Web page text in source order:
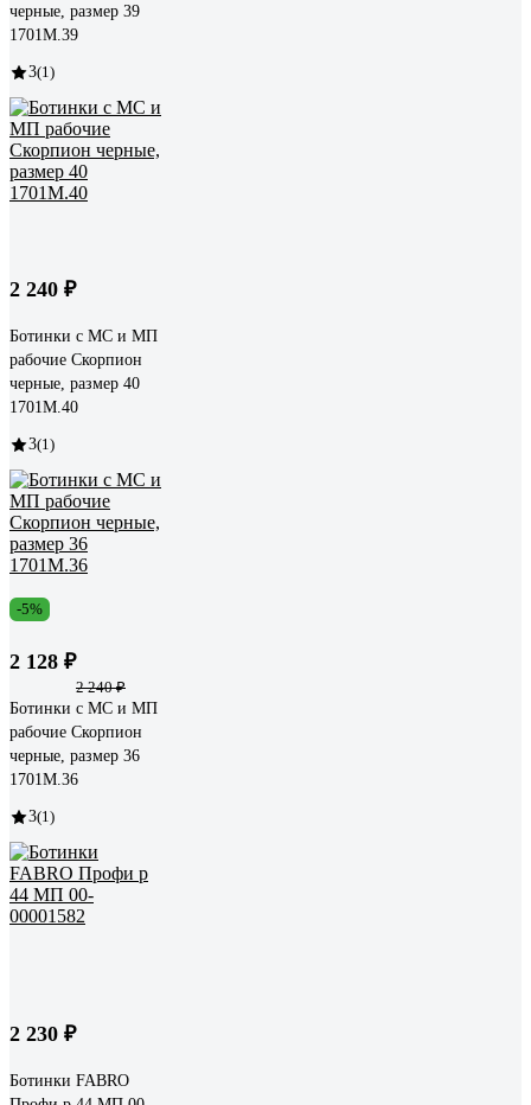
черные, размер 39
1701М.39
3(1)
2 240 ₽
Ботинки с МС и МП
рабочие Скорпион
черные, размер 40
1701М.40
3(1)
-5%
2 128 ₽
2 240 ₽
Ботинки с МС и МП
рабочие Скорпион
черные, размер 36
1701М.36
3(1)
2 230 ₽
Ботинки FABRO